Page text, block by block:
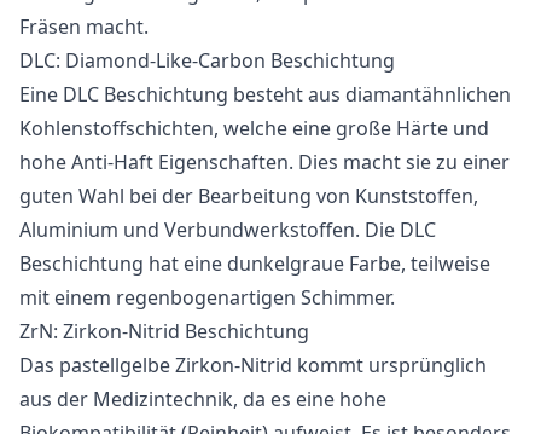
Fräsen macht.
DLC: Diamond-Like-Carbon Beschichtung
Eine DLC Beschichtung besteht aus diamantähnlichen
Kohlenstoffschichten, welche eine große Härte und
hohe Anti-Haft Eigenschaften. Dies macht sie zu einer
guten Wahl bei der Bearbeitung von Kunststoffen,
Aluminium und Verbundwerkstoffen. Die DLC
Beschichtung hat eine dunkelgraue Farbe, teilweise
mit einem regenbogenartigen Schimmer.
ZrN: Zirkon-Nitrid Beschichtung
Das pastellgelbe Zirkon-Nitrid kommt ursprünglich
aus der Medizintechnik, da es eine hohe